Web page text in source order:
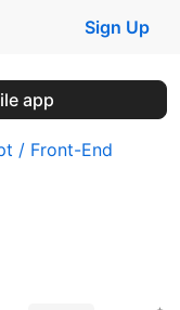
Sign Up
app
/ Front-End